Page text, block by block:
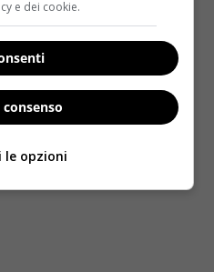
associandole a un
; dopo circa 3 ore, quindi
mela cruda
fornosenza aggiungere
e dei cookie.
consenso
le opzioni